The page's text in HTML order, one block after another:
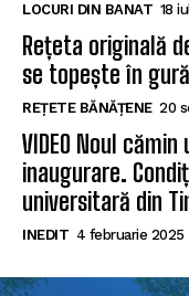
LOCURI DIN BANAT 18
Rețeta originală
se topește în
REȚETE BĂNĂȚENE 20
VIDEO Noul
inaugurare.
universitară din
INEDIT 4 februarie 2025